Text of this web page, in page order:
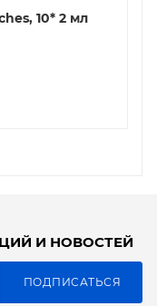
10* 2 мл
И НОВОСТЕЙ
ПОДПИСАТЬСЯ